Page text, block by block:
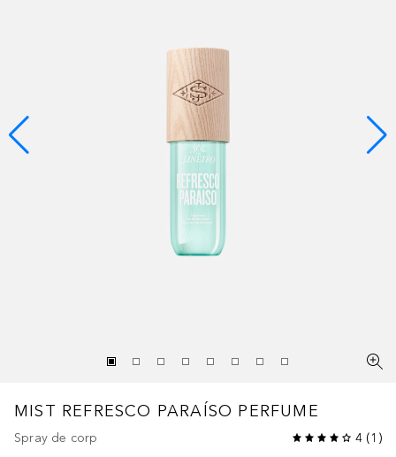
MIST REFRESCO PARAÍSO PERFUME
Spray de corp 4 (1 )